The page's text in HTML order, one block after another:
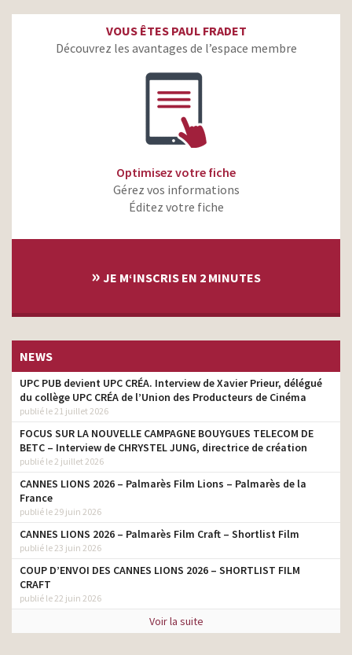
Tefal Ingenio – À l’épreuve
de la vie
directeur de production
directeur de production
VOUS ÊTES PAUL FRADET
Découvrez les avantages de l’espace membre
Optimisez votre fiche
Gérez vos informations
Éditez votre fiche
» JE M‘INSCRIS EN 2 MINUTES
NEWS
UPC PUB devient UPC CRÉA. Interview de Xavier Prieur, délégué
du collège UPC CRÉA de l’Union des Producteurs de Cinéma
publié le 21 juillet 2026
FOCUS SUR LA NOUVELLE CAMPAGNE BOUYGUES TELECOM DE
BETC – Interview de CHRYSTEL JUNG, directrice de création
publié le 2 juillet 2026
CANNES LIONS 2026 – Palmarès Film Lions – Palmarès de la
France
publié le 29 juin 2026
CANNES LIONS 2026 – Palmarès Film Craft – Shortlist Film
publié le 23 juin 2026
COUP D’ENVOI DES CANNES LIONS 2026 – SHORTLIST FILM
CRAFT
publié le 22 juin 2026
Voir la suite